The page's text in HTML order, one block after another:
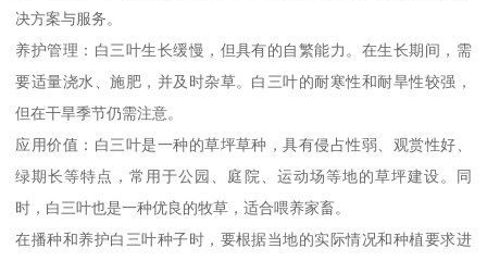
决方案与服务。
养护管理：白三叶生长缓慢，但具有的自繁能力。在生长期间，需
要适量浇水、施肥，并及时杂草。白三叶的耐寒性和耐旱性较强，
但在干旱季节仍需注意。
应用价值：白三叶是一种的草坪草种，具有侵占性弱、观赏性好、
绿期长等特点，常用于公园、庭院、运动场等地的草坪建设。同
时，白三叶也是一种优良的牧草，适合喂养家畜。
在播种和养护白三叶种子时，要根据当地的实际情况和种植要求进